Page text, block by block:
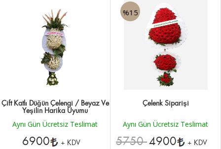
Çift Katlı Düğün Çelengi / Beyaz Ve
Yeşilin Harika Uyumu
Aynı Gün Ücretsiz Teslimat
6900 + KDV
%15
Çelenk Siparişi
Aynı Gün Ücretsiz Teslimat
57504900 + KDV